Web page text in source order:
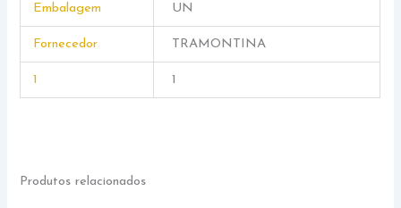
Embalagem UN
Fornecedor TRAMONTINA
1 1
Produtos relacionados